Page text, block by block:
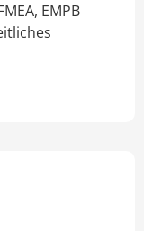
EMPB